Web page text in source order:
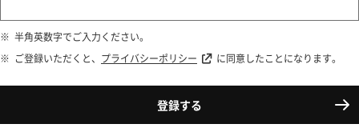
半角英数字でご入力ください。
ご登録いただくと、 プライバシーポリシー に同意したことになります。
登録する